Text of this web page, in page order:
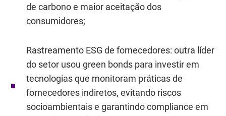
de carbono e maior aceitação dos
consumidores;
Rastreamento ESG de fornecedores: outra líder
do setor usou green bonds para investir em
tecnologias que monitoram práticas de
fornecedores indiretos, evitando riscos
socioambientais e garantindo compliance em